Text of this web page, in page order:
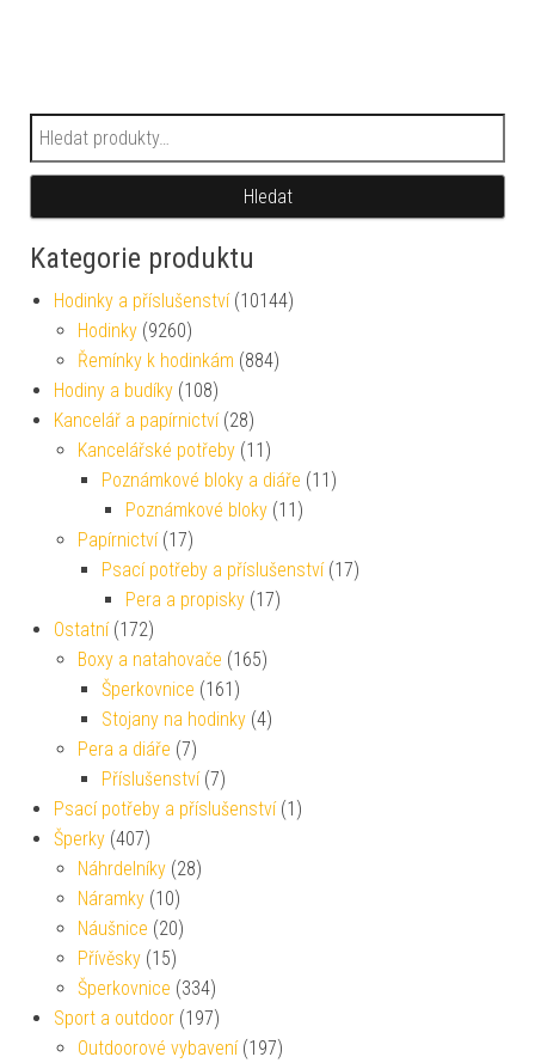
Hledat:
Hledat
Kategorie produktu
Hodinky a příslušenství (10144)
Hodinky (9260)
Řemínky k hodinkám (884)
Hodiny a budíky (108)
Kancelář a papírnictví (28)
Kancelářské potřeby (11)
Poznámkové bloky a diáře (11)
Poznámkové bloky (11)
Papírnictví (17)
Psací potřeby a příslušenství (17)
Pera a propisky (17)
Ostatní (172)
Boxy a natahovače (165)
Šperkovnice (161)
Stojany na hodinky (4)
Pera a diáře (7)
Příslušenství (7)
Psací potřeby a příslušenství (1)
Šperky (407)
Náhrdelníky (28)
Náramky (10)
Náušnice (20)
Přívěsky (15)
Šperkovnice (334)
Sport a outdoor (197)
Outdoorové vybavení (197)